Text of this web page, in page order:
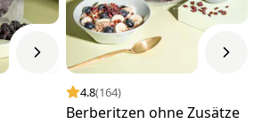
4.8(164)
Berberitzen ohne Zusätze